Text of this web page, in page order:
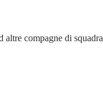
altre compagne di squadra